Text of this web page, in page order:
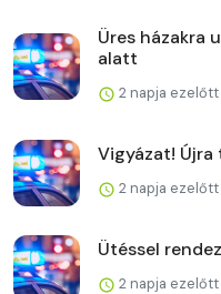
Üres házakra
alatt
2 napja ezelőtt
Vigyázat! Újra
2 napja ezelőtt
Ütéssel
2 napja ezelőtt